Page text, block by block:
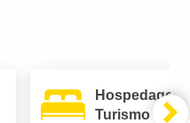
Hospedagem
Turismo